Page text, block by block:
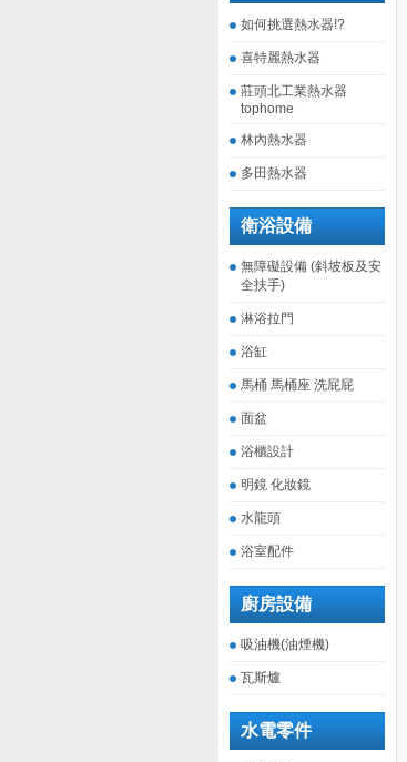
如何挑選熱水器!?
喜特麗熱水器
莊頭北工業熱水器
tophome
林內熱水器
多田熱水器
衛浴設備
無障礙設備 (斜坡板及安
全扶手)
淋浴拉門
浴缸
馬桶 馬桶座 洗屁屁
面盆
浴櫃設計
明鏡 化妝鏡
水龍頭
浴室配件
廚房設備
吸油機(油煙機)
瓦斯爐
水電零件